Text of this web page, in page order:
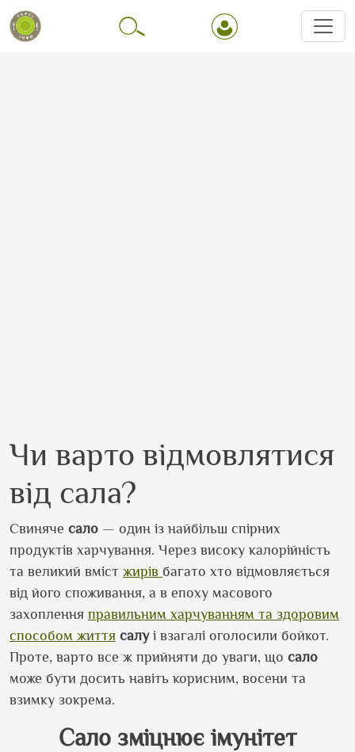
Чи варто відмовлятися
від сала?
Свиняче сало — один із найбільш спірних
продуктів харчування. Через високу калорійність
та великий вміст жирів багато хто відмовляється
від його споживання, а в епоху масового
захоплення правильним харчуванням та здоровим
способом життя салуі взагалі оголосили бойкот.
Проте, варто все ж прийняти до уваги, що сало
може бути досить навіть корисним, восени та
взимку зокрема.
Сало зміцнює імунітет